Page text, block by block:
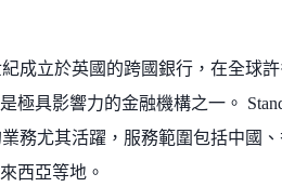
紀成立於英國的跨國銀行，在全球
極具影響力的金融機構之一。
業務尤其活躍，服務範圍包括中國
西亞等地。